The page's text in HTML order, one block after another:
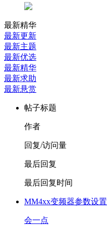
最新精华
最新更新
最新主题
最新优选
最新精华
最新求助
最新悬赏
帖子标题
作者
回复/访问量
最后回复
最后回复时间
MM4xx变频器参数设置
会一点